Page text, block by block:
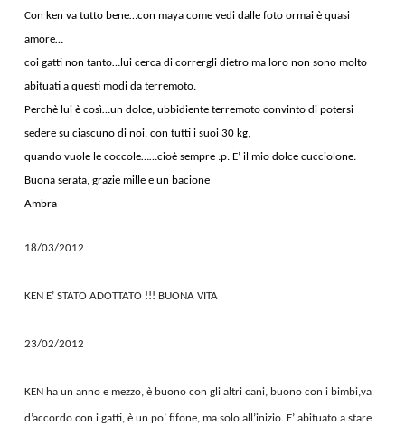
Con ken va tutto bene…con maya come vedi dalle foto ormai è quasi
amore…
coi gatti non tanto…lui cerca di corrergli dietro ma loro non sono molto
abituati a questi modi da terremoto.
Perchè lui è così…un dolce, ubbidiente terremoto convinto di potersi
sedere su ciascuno di noi, con tutti i suoi 30 kg,
quando vuole le coccole……cioè sempre :p. E’ il mio dolce cucciolone.
Buona serata, grazie mille e un bacione
Ambra
18/03/2012
KEN E’ STATO ADOTTATO !!! BUONA VITA
23/02/2012
KEN ha un anno e mezzo, è buono con gli altri cani, buono con i bimbi,va
d’accordo con i gatti, è un po’ fifone, ma solo all’inizio. E’ abituato a stare